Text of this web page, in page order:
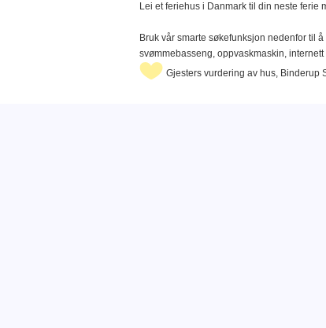
Lei et feriehus i Danmark til din neste ferie
Bruk vår smarte søkefunksjon nedenfor til
svømmebasseng, oppvaskmaskin, internett
Gjesters vurdering av hus, Binderup